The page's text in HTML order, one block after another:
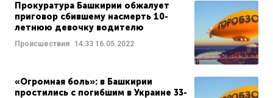
Прокуратура Башкирии обжалует
приговор сбившему насмерть 10-
летнюю девочку водителю
Происшествия 14:33 16.05.2022
«Огромная боль»: в Башкирии
простились с погибшим в Украине 33-